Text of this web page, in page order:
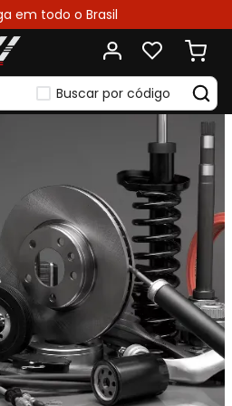
em todo o Brasil
Buscar por código